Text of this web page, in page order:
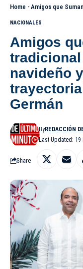
Home - Amigos que Suman celebra
NACIONALES
Amigos
navideño
Germán
Last Updated: 19
ByREDACCIÓN
Share